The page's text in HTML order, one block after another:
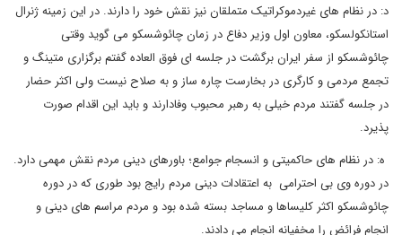
د: در نظام های غیردموکراتیک متملقان نیز نقش خود را دارند. در این زمینه ژنرال
استانکولسکو، معاون اول وزیر دفاع در زمان چائوشسکو می گوید وقتی
چائوشسکو از سفر ایران برگشت در جلسه ای فوق العاده گفتم برگزاری متینگ و
تجمع مردمی و کارگری در بخارست چاره ساز و به صلاح نیست ولی اکثر حضار
در جلسه گفتند مردم خیلی به رهبر محبوب وفادارند و باید این اقدام صورت
پذیرد.
ه: در نظام های حاکمیتی و انسجام جوامع؛ باورهای دینی مردم نقش مهمی دارد.
در دوره وی بی احترامی به اعتقادات دینی مردم رایج بود طوری که در دوره
چائوشسکو اکثر کلیساها و مساجد بسته شده بود و مردم مراسم های دینی و
انجام فرائض را مخفیانه انجام می دادند.